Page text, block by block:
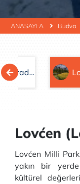
ANASAYFA Budva
Biogradska Gora (Biogradska Gora Milli Parkı)
Lovćen
Lovćen Milli
yakın bir
kültürel